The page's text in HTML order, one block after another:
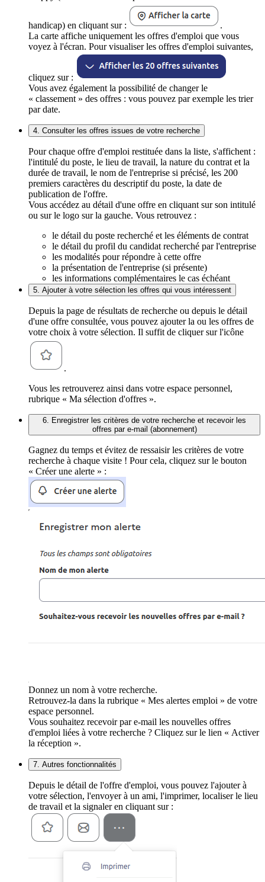
handicap) en cliquant sur :
.
La carte affiche uniquement les offres d'emploi que vous
voyez à l'écran. Pour visualiser les offres d'emploi suivantes,
cliquez sur :
Vous avez également la possibilité de changer le
« classement » des offres : vous pouvez par exemple les trier
par date.
4. Consulter les offres issues de votre recherche
Pour chaque offre d'emploi restituée dans la liste, s'affichent :
l'intitulé du poste, le lieu de travail, la nature du contrat et la
durée de travail, le nom de l'entreprise si précisé, les 200
premiers caractères du descriptif du poste, la date de
publication de l'offre.
Vous accédez au détail d'une offre en cliquant sur son intitulé
ou sur le logo sur la gauche. Vous retrouvez :
le détail du poste recherché et les éléments de contrat
le détail du profil du candidat recherché par l'entreprise
les modalités pour répondre à cette offre
la présentation de l'entreprise (si présente)
les informations complémentaires le cas échéant
5. Ajouter à votre sélection les offres qui vous intéressent
Depuis la page de résultats de recherche ou depuis le détail
d'une offre consultée, vous pouvez ajouter la ou les offres de
votre choix à votre sélection. Il suffit de cliquer sur l'icône
.
Vous les retrouverez ainsi dans votre espace personnel,
rubrique « Ma sélection d'offres ».
6. Enregistrer les critères de votre recherche et recevoir les
offres par e-mail (abonnement)
Gagnez du temps et évitez de ressaisir les critères de votre
recherche à chaque visite ! Pour cela, cliquez sur le bouton
« Créer une alerte » :
Donnez un nom à votre recherche.
Retrouvez-la dans la rubrique « Mes alertes emploi » de votre
espace personnel.
Vous souhaitez recevoir par e-mail les nouvelles offres
d'emploi liées à votre recherche ? Cliquez sur le lien « Activer
la réception ».
7. Autres fonctionnalités
Depuis le détail de l'offre d'emploi, vous pouvez l'ajouter à
votre sélection, l'envoyer à un ami, l'imprimer, localiser le lieu
de travail et la signaler en cliquant sur :